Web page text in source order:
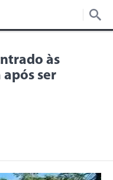
às
após ser